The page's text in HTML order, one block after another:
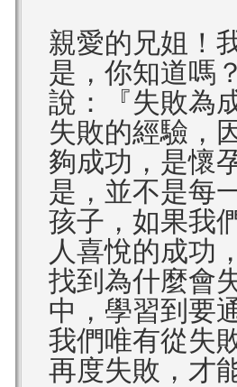
親愛的兄姐！
是，你知道嗎
說：『失敗為
失敗的經驗，
夠成功，是懷
是，並不是每
孩子，如果我
人喜悅的成功
找到為什麼會
中，學習到要
我們唯有從失
再度失敗，才